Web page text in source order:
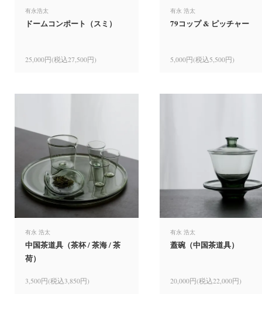
有永浩太
ドームコンポート（スミ）
25,000円(税込27,500円)
有永 浩太
79コップ & ピッチャー
5,000円(税込5,500円)
有永 浩太
中国茶道具（茶杯 / 茶海 / 茶
荷）
3,500円(税込3,850円)
有永 浩太
蓋碗（中国茶道具）
20,000円(税込22,000円)